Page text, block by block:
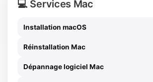
💻 Services Mac
Installation macOS
Réinstallation Mac
Dépannage logiciel Mac